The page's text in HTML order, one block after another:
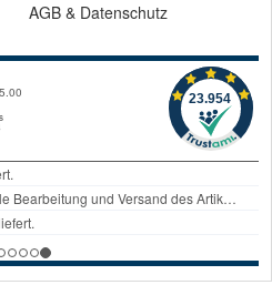
AGB & Datenschutz